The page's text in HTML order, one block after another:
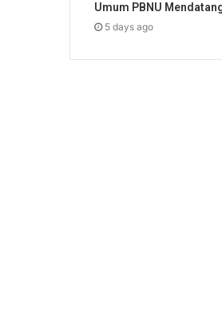
Umum PBNU
5 days ago